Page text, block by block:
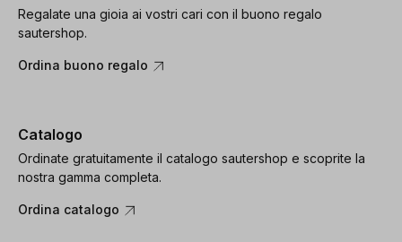
Regalate una gioia ai vostri cari con il buono regalo
sautershop.
Ordina buono regalo
Catalogo
Ordinate gratuitamente il catalogo sautershop e scoprite la
nostra gamma completa.
Ordina catalogo